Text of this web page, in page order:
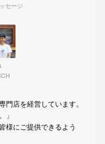
セージ
門店を経営しています。
」
様にご提供できるよう